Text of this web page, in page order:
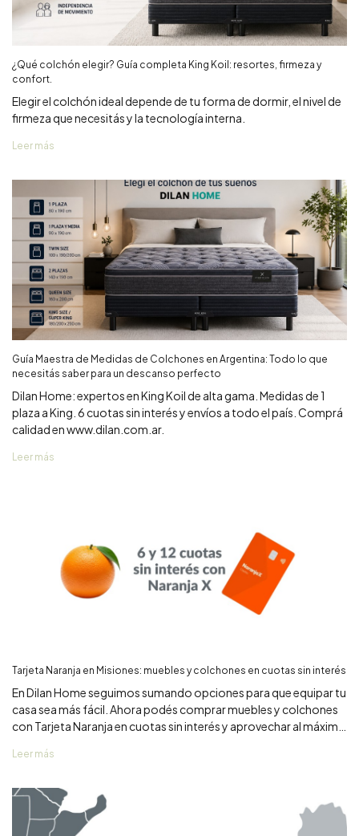
¿Qué colchón elegir? Guía completa King Koil: resortes, firmeza y
confort.
Elegir el colchón ideal depende de tu forma de dormir, el nivel de
firmeza que necesitás y la tecnología interna.
Leer más
Guía Maestra de Medidas de Colchones en Argentina: Todo lo que
necesitás saber para un descanso perfecto
Dilan Home: expertos en King Koil de alta gama. Medidas de 1
plaza a King. 6 cuotas sin interés y envíos a todo el país. Comprá
calidad en www.dilan.com.ar.
Leer más
Tarjeta Naranja en Misiones: muebles y colchones en cuotas sin interés
En Dilan Home seguimos sumando opciones para que equipar tu
casa sea más fácil. Ahora podés comprar muebles y colchones
con Tarjeta Naranja en cuotas sin interés y aprovechar al máximo
Leer más